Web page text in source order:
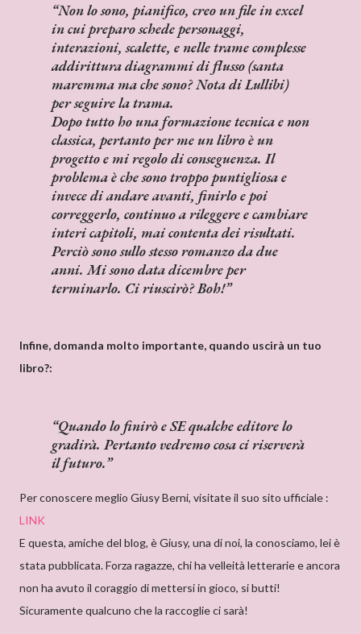
Non lo sono, pianifico, creo un file in excel
in cui preparo schede personaggi,
interazioni, scalette, e nelle trame complesse
addirittura diagrammi di flusso (santa
maremma ma che sono? Nota di Lullibi)
per seguire la trama.
Dopo tutto ho una formazione tecnica e non
classica, pertanto per me un libro è un
progetto e mi regolo di conseguenza. Il
problema è che sono troppo puntigliosa e
invece di andare avanti, finirlo e poi
correggerlo, continuo a rileggere e cambiare
interi capitoli, mai contenta dei risultati.
Perciò sono sullo stesso romanzo da due
anni. Mi sono data dicembre per
terminarlo. Ci riuscirò? Boh!
Infine, domanda molto importante, quando uscirà un tuo
libro?:
Quando lo finirò e SE qualche editore lo
gradirà. Pertanto vedremo cosa ci riserverà
il futuro.
Per conoscere meglio Giusy Berni, visitate il suo sito ufficiale :
LINK
E questa, amiche del blog, è Giusy, una di noi, la conosciamo, lei è
stata pubblicata. Forza ragazze, chi ha velleità letterarie e ancora
non ha avuto il coraggio di mettersi in gioco, si butti!
Sicuramente qualcuno che la raccoglie ci sarà!